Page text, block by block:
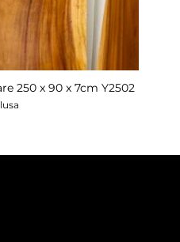
250 x 90 x 7cm Y2502